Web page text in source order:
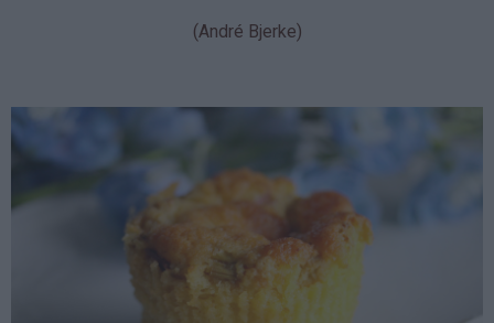
(André Bjerke)